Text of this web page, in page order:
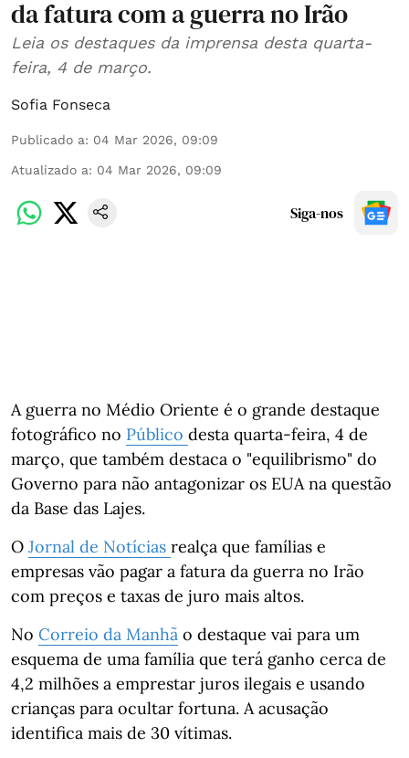
da fatura com a guerra no Irão
Leia os destaques da imprensa desta quarta-
feira, 4 de março.
Sofia Fonseca
Publicado a: 04 Mar 2026, 09:09
Atualizado a: 04 Mar 2026, 09:09
Siga-nos
A guerra no Médio Oriente é o grande destaque
fotográfico no Público desta quarta-feira, 4 de
março, que também destaca o "equilibrismo" do
Governo para não antagonizar os EUA na questão
da Base das Lajes.
O Jornal de Notícias realça que famílias e
empresas vão pagar a fatura da guerra no Irão
com preços e taxas de juro mais altos.
No Correio da Manhã o destaque vai para um
esquema de uma família que terá ganho cerca de
4,2 milhões a emprestar juros ilegais e usando
crianças para ocultar fortuna. A acusação
identifica mais de 30 vítimas.